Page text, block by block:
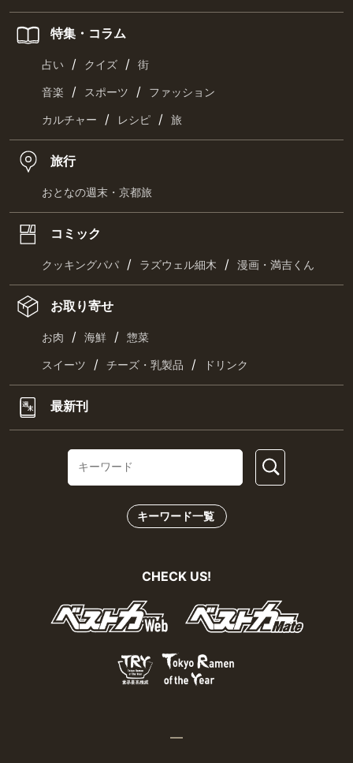
特集・コラム
占い / クイズ / 街
音楽 / スポーツ / ファッション
カルチャー / レシピ / 旅
旅行
おとなの週末・京都旅
コミック
クッキングパパ / ラズウェル細木 / 漫画・満吉くん
お取り寄せ
お肉 / 海鮮 / 惣菜
スイーツ / チーズ・乳製品 / ドリンク
最新刊
キーワード一覧
CHECK US!